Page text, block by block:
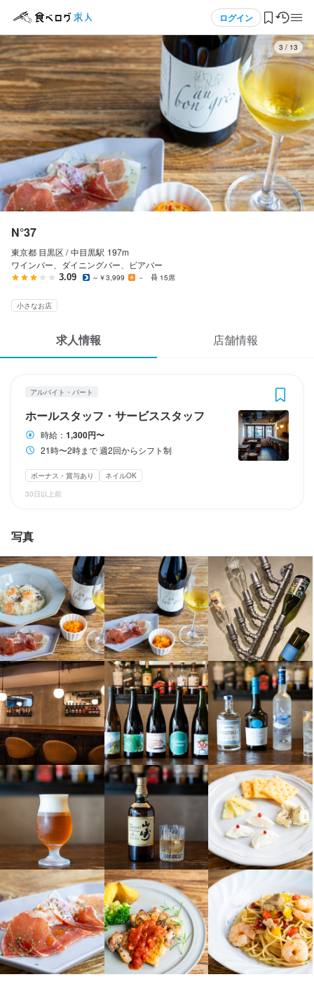
ログイン
ログイン・無料会員登録
食べログ求人TOP
求人検索
マイページ管理
気になる求人
検索履歴・保存した条件
ヘルプ・お問い合わせフォーム
掲載をご検討の店舗様へ
食べログ求人PRESS
プライバシーポリシー
4 / 13
N°37
東京都 目黒区 / 中目黒駅 197m
ワインバー、ダイニングバー、ビアバー
3.09 ～￥3,999 － 15席
小さなお店
求人情報 店舗情報
アルバイト・パート
ホールスタッフ・サービススタッフ
時給： 1,300円〜
21時〜2時まで 週2回からシフト制
ボーナス・賞与あり
ネイルOK
30日以上前
写真
ホールスタッフ・サービススタッフ
ホールスタッフ・サービススタッフ
研修期間1ヵ月：時給1250円
勤務時間
21時〜2時まで
週2回からシフト制
ダブルワーク・副業OK 週2日からOK 週4日以上OK
シフト制
自由シフト制(毎回、時間・曜日を選べる)
休日・休暇
シフト希望を出してもらいます
日曜定休
待遇
・契約期間の定めなし
・社会保険完備（厚生年金、雇用保険、健康保険、労災保険）
・沖縄店に社員旅行あり
社会保険完備 制服貸与 社内イベントあり(旅行、BBQ等)
社員登用制度あり
髪型自由
服装自由 ネイルOK ピアスOK
特徴
学歴不問 未経験者歓迎 第二新卒歓迎 大学生歓迎
主婦・主夫歓迎
駅チカ(徒歩5分以内)
小さなお店(20席未満) 即日勤務OK
応募画面へ進む